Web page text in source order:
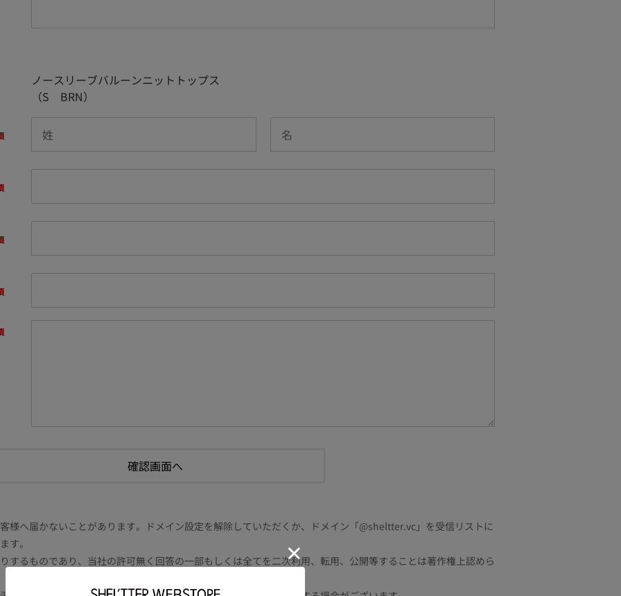
ノースリーブバルーンニットトップス
（S BRN）
様へ届かないことがあります。ドメイン設定を解除していただくか、ドメイン「@sheltter.vc」を受信リストに
す。
するものであり、当社の許可無く回答の一部もしくは全てを二次利用、転用、公開等することは著作権上認めら